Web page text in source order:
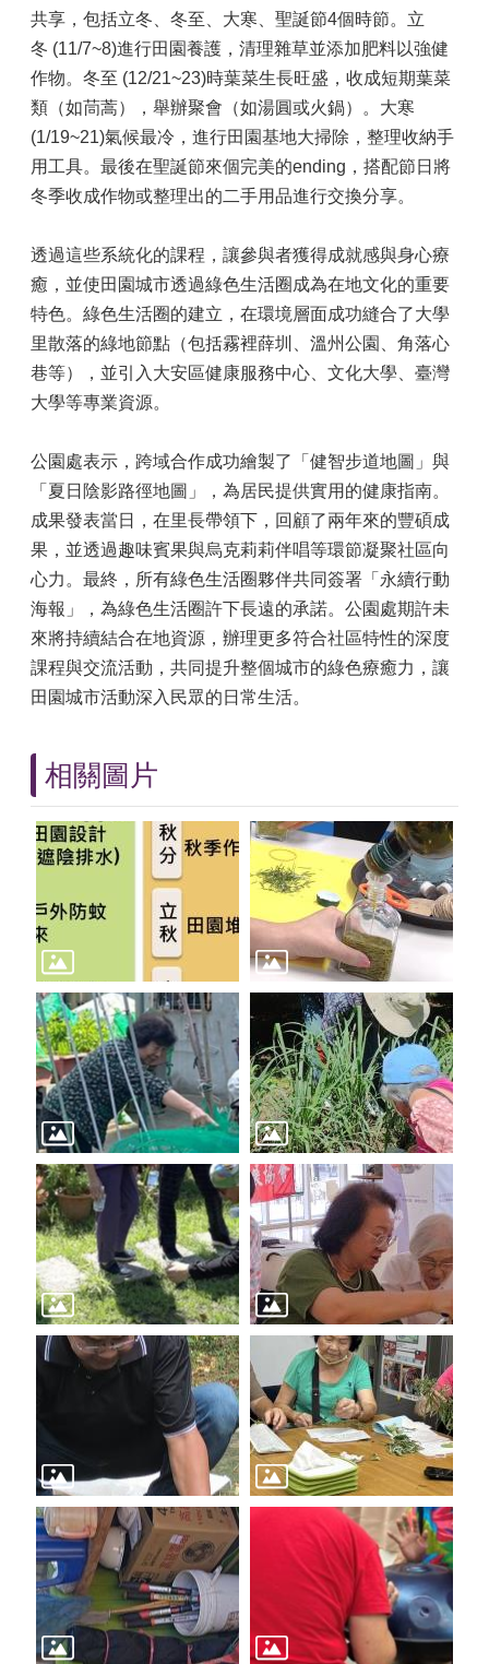
共享，包括立冬、冬至、大寒、聖誕節4個時節。立
冬 (11/7~8)進行田園養護，清理雜草並添加肥料以強健
作物。冬至 (12/21~23)時葉菜生長旺盛，收成短期葉菜
類（如茼蒿），舉辦聚會（如湯圓或火鍋）。大寒
(1/19~21)氣候最冷，進行田園基地大掃除，整理收納手
用工具。最後在聖誕節來個完美的ending，搭配節日將
冬季收成作物或整理出的二手用品進行交換分享。
透過這些系統化的課程，讓參與者獲得成就感與身心療
癒，並使田園城市透過綠色生活圈成為在地文化的重要
特色。綠色生活圈的建立，在環境層面成功縫合了大學
里散落的綠地節點（包括霧裡薛圳、溫州公園、角落心
巷等），並引入大安區健康服務中心、文化大學、臺灣
大學等專業資源。
公園處表示，跨域合作成功繪製了「健智步道地圖」與
「夏日陰影路徑地圖」，為居民提供實用的健康指南。
成果發表當日，在里長帶領下，回顧了兩年來的豐碩成
果，並透過趣味賓果與烏克莉莉伴唱等環節凝聚社區向
心力。最終，所有綠色生活圈夥伴共同簽署「永續行動
海報」，為綠色生活圈許下長遠的承諾。公園處期許未
來將持續結合在地資源，辦理更多符合社區特性的深度
課程與交流活動，共同提升整個城市的綠色療癒力，讓
田園城市活動深入民眾的日常生活。
相關圖片